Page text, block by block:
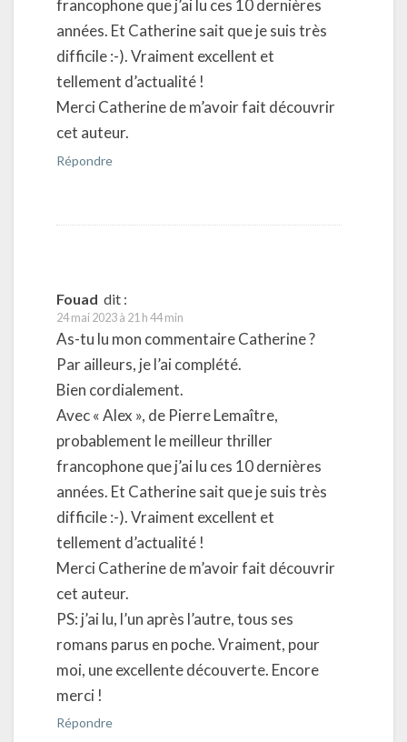
francophone que j’ai lu ces 10 dernières
années. Et Catherine sait que je suis très
difficile :-). Vraiment excellent et
tellement d’actualité !
Merci Catherine de m’avoir fait découvrir
cet auteur.
Répondre
Fouad dit :
24 mai 2023 à 21 h 44 min
As-tu lu mon commentaire Catherine ?
Par ailleurs, je l’ai complété.
Bien cordialement.
Avec « Alex », de Pierre Lemaître,
probablement le meilleur thriller
francophone que j’ai lu ces 10 dernières
années. Et Catherine sait que je suis très
difficile :-). Vraiment excellent et
tellement d’actualité !
Merci Catherine de m’avoir fait découvrir
cet auteur.
PS: j’ai lu, l’un après l’autre, tous ses
romans parus en poche. Vraiment, pour
moi, une excellente découverte. Encore
merci !
Répondre